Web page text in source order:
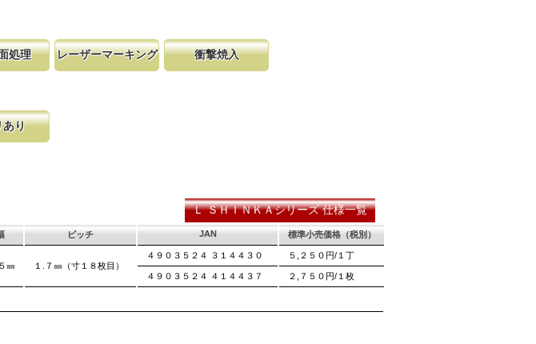
処理 レーザーマーキング
ないようにしています。
衝撃焼入
あり
Ｌ ＳＨＩＮＫＡシリーズ 仕様一覧
ピッチ JAN 標準小売価格（税別）
㎜ １.７㎜（寸１８枚目）
４９０３５２４ ３１４４３０ ５,２５０円/１丁
４９０３５２４ ４１４４３７ ２,７５０円/１枚